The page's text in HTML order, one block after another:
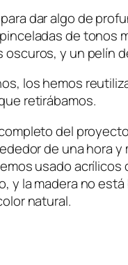
dar algo de
de tonos
oscuros, y un pelín
los hemos
retirábamos.
del
de una hora y
usado acrílicos
y la madera no está
natural.